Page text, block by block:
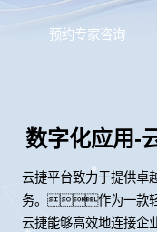
预约专家咨询
数字化应用-
云捷平台致力于提供卓
务。作为一款
云捷能够高效地连接